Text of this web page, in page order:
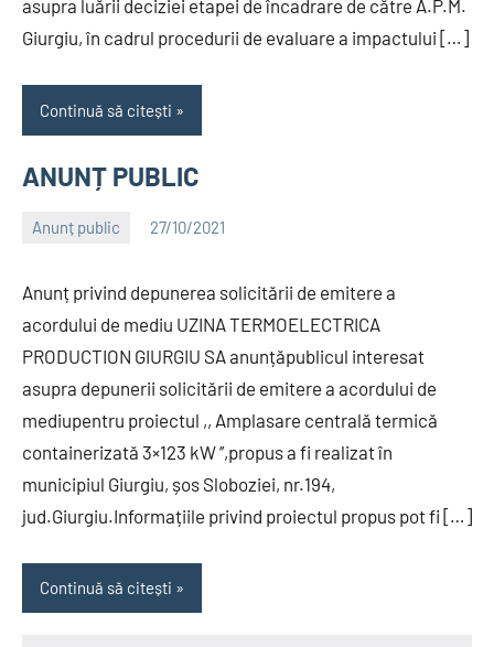
asupra luării deciziei etapei de încadrare de către A.P.M.
Giurgiu, în cadrul procedurii de evaluare a impactului […]
Continuă să citești
ANUNȚ PUBLIC
Anunț public 27/10/2021
Alexandru
Anunț privind depunerea solicitării de emitere a
acordului de mediu UZINA TERMOELECTRICA
PRODUCTION GIURGIU SA anunțăpublicul interesat
asupra depunerii solicitării de emitere a acordului de
mediupentru proiectul ,, Amplasare centrală termică
containerizată 3×123 kW ’’,propus a fi realizat în
municipiul Giurgiu, șos Sloboziei, nr.194,
jud.Giurgiu.Informațiile privind proiectul propus pot fi […]
Continuă să citești